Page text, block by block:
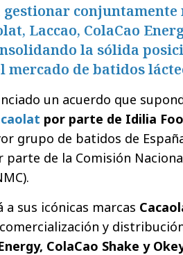
conjuntamente
Laccao, ColaCao
la sólida
mercado de batidos
un acuerdo que
por parte de Idilia
grupo de batidos de
de la Comisión
a sus icónicas marcas
y
ColaCao Shake y